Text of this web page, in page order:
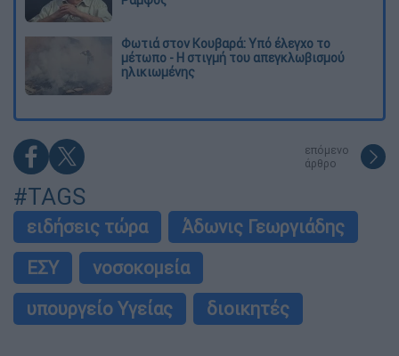
Φωτιά στον Κουβαρά: Υπό έλεγχο το
μέτωπο - Η στιγμή του απεγκλωβισμού
ηλικιωμένης
επόμενο
άρθρο
#TAGS
ειδήσεις τώρα
Άδωνις Γεωργιάδης
ΕΣΥ
νοσοκομεία
υπουργείο Υγείας
διοικητές